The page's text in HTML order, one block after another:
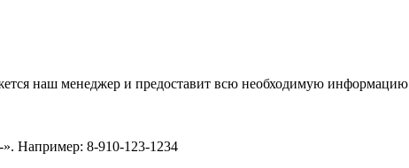
наш менеджер и предоставит всю необходимую информацию
». Например: 8-910-123-1234